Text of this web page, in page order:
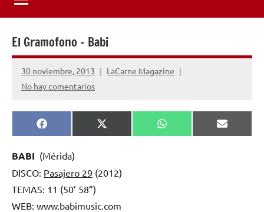
El Gramofono – Babi
30 noviembre, 2013
LaCarne Magazine
No hay comentarios
Compartir
en
Facebook
Compartir
en
X
(Twitter)
Compartir
en
WhatsApp
en
Email
BABI (Mérida)
DISCO: Pasajero 29 (2012)
TEMAS: 11 (50’ 58”)
WEB: www.babimusic.com